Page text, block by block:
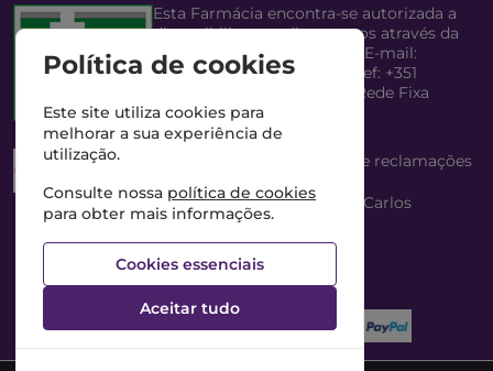
Esta Farmácia encontra-se autorizada a
disponibilizar medicamentos através da
Internet, pelo Infarmed, I.P. E-mail:
infarmed@infarmed.pt
| Telef: +351
217987100 (Chamada para Rede Fixa
Nacional)
Esta Farmácia dispõe de livro de reclamações
Director Técnico e Proprietário: António Carlos
Saraiva Cabral Costa
NIPC: 507218906 | Farmácia Gama, Lda.
Política de cookies
Este site utiliza cookies para
melhorar a sua experiência de
utilização.
Consulte nossa política de cookies
para obter mais informações.
Cookies essenciais
Aceitar tudo